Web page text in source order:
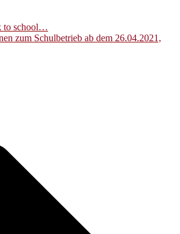
to school…
zum Schulbetrieb ab dem 26.04.2021,